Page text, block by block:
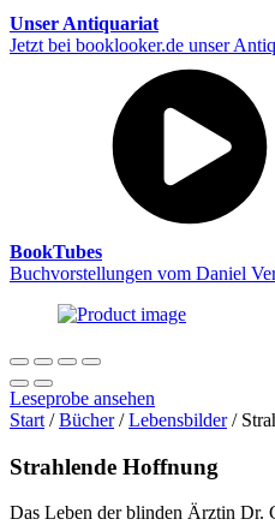
Unser Antiquariat
Jetzt bei booklooker.de unser
BookTubes
Buchvorstellungen vom Daniel
Leseprobe ansehen
Start /Bücher/Lebensbilder/
Strahlende Hoffnung
Das Leben der blinden Ärztin Dr.